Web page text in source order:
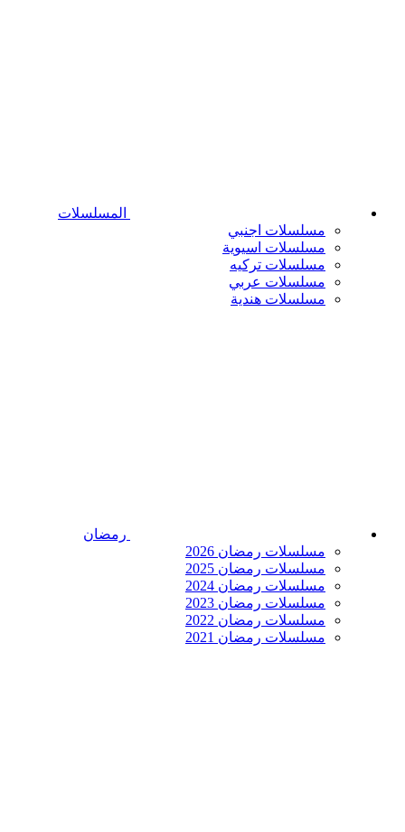
المسلسلات
مسلسلات اجنبي
مسلسلات اسيوية
مسلسلات تركيه
مسلسلات عربي
مسلسلات هندية
رمضان
مسلسلات رمضان 2026
مسلسلات رمضان 2025
مسلسلات رمضان 2024
مسلسلات رمضان 2023
مسلسلات رمضان 2022
مسلسلات رمضان 2021